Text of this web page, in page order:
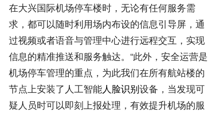
在大兴国际机场停车楼时，无论有任何服务需
求，都可以随时利用场内布设的信息引导屏，通
过视频或者语音与管理中心进行远程交互，实现
信息的精准推送和服务触达。“此外，安全运营是
机场停车管理的重点，为此我们在所有航站楼的
节点上安装了人工智能人脸识别设备，当发现可
疑人员时可以即刻上报处理，有效提升机场的服